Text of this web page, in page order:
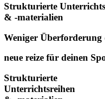
Strukturierte
& -materialien
Weniger
neue reize für deinen
Strukturierte
Unterrichtsreihen